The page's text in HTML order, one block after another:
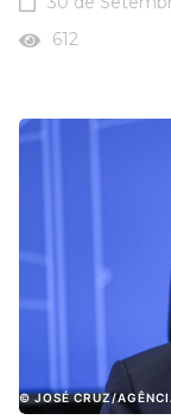
612
© JOSÉ CRUZ/